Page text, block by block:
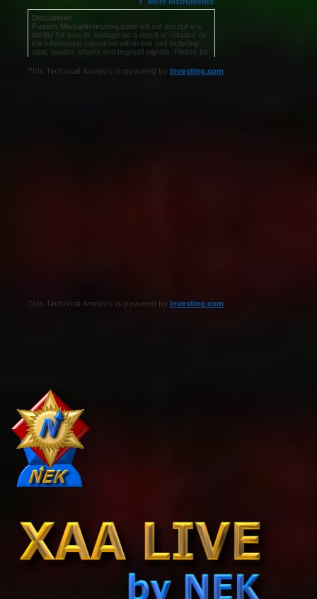
This Technical Analysis is powered by Investing.com
This Technical Analysis is powered by Investing.com